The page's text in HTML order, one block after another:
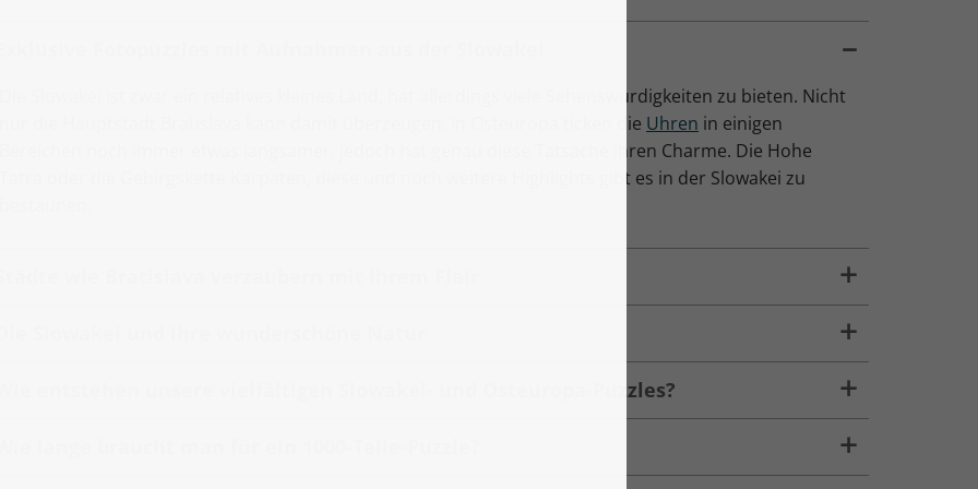
Die Slowakei ist zwar ein relatives kleines Land, hat allerdings viele Sehenswürdigkeiten zu bieten. Nicht
nur die Hauptstadt Bratislava kann damit überzeugen. In Osteuropa ticken die Uhren in einigen
Bereichen noch immer etwas langsamer, jedoch hat genau diese Tatsache ihren Charme. Die Hohe
Tatra oder die Gebirgskette Karpaten, diese und noch weitere Highlights gibt es in der Slowakei zu
Wie entstehen unsere vielfältigen Slowakei- und Osteuropa-Puzzles?